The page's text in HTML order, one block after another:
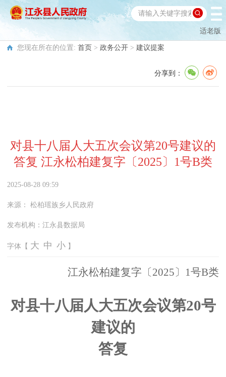
适老版
您现在所在的位置: 首页 > 政务公开 > 建议提案
分享到：
对县十八届人大五次会议第20号建议的
答复 江永松柏建复字〔2025〕1号B类
2025-08-28 09:59
来源： 松柏瑶族乡人民政府
发布机构： 江永县数据局
字体【 大 中 小 】
江永松柏建复字〔2025〕 1号B类
对县十八届人大五次会议第20号
建议的
答复